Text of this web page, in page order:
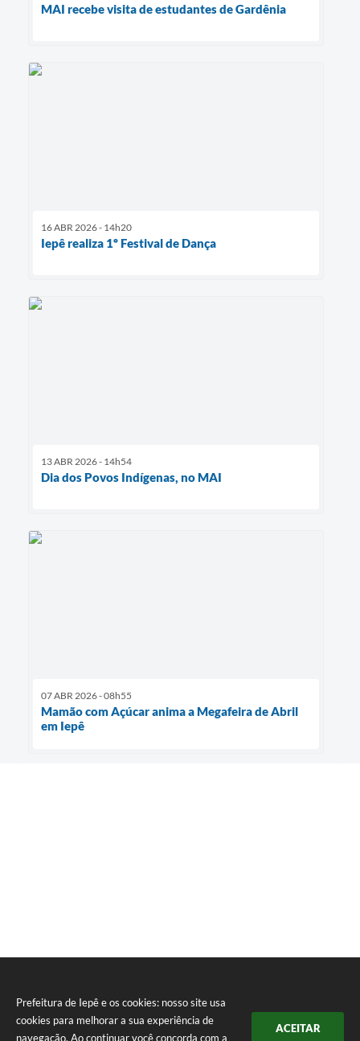
Prefeitura de Iepê e os cookies: nosso site usa
cookies para melhorar a sua experiência de
navegação. Ao continuar você concorda com a
ACEITAR
MAI recebe visita de estudantes de Gardênia
16 ABR 2026 - 14h20
Iepê realiza 1º Festival de Dança
13 ABR 2026 - 14h54
Dia dos Povos Indígenas, no MAI
07 ABR 2026 - 08h55
Mamão com Açúcar anima a Megafeira de Abril
em Iepê